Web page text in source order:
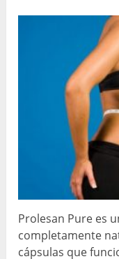
Prolesan Pure es
completamente
cápsulas que